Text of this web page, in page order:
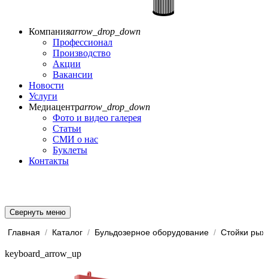
Компанияarrow_drop_down
Профессионал
Производство
Акции
Вакансии
Новости
Услуги
Медиацентрarrow_drop_down
Фото и видео галерея
Статьи
СМИ о нас
Буклеты
Контакты
Свернуть меню
Главная / Каталог / Бульдозерное оборудование /
keyboard_arrow_up